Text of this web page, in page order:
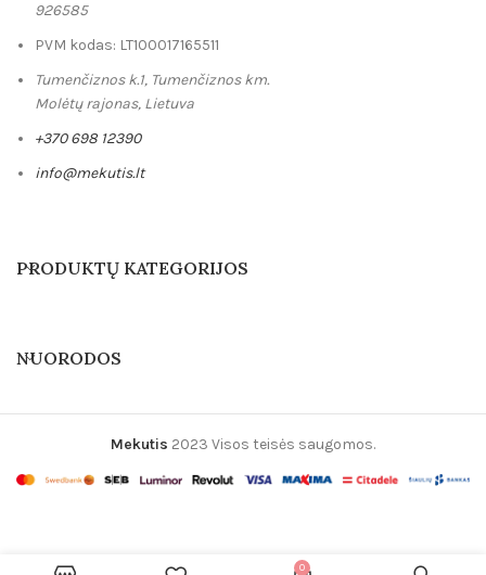
926585
PVM kodas: LT100017165511
Tumenčiznos k.1, Tumenčiznos km.
Molėtų rajonas, Lietuva
+370 698 12390
info@mekutis.lt
PRODUKTŲ KATEGORIJOS
NUORODOS
Mekutis 2023 Visos teisės saugomos.
Išankstinis
Skubus
0